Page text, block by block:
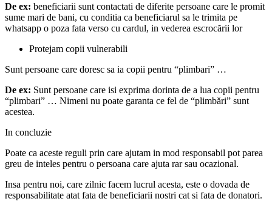
De ex: beneficiarii sunt contactati de diferite persoane care le promit
sume mari de bani, cu conditia ca beneficiarul sa le trimita pe
whatsapp o poza fata verso cu cardul, in vederea escrocării lor
Protejam copii vulnerabili
Sunt persoane care doresc sa ia copii pentru “plimbari” …
De ex: Sunt persoane care isi exprima dorinta de a lua copii pentru
“plimbari” … Nimeni nu poate garanta ce fel de “plimbări” sunt
acestea.
In concluzie
Poate ca aceste reguli prin care ajutam in mod responsabil pot parea
greu de inteles pentru o persoana care ajuta rar sau ocazional.
Insa pentru noi, care zilnic facem lucrul acesta, este o dovada de
responsabilitate atat fata de beneficiarii nostri cat si fata de donatori.